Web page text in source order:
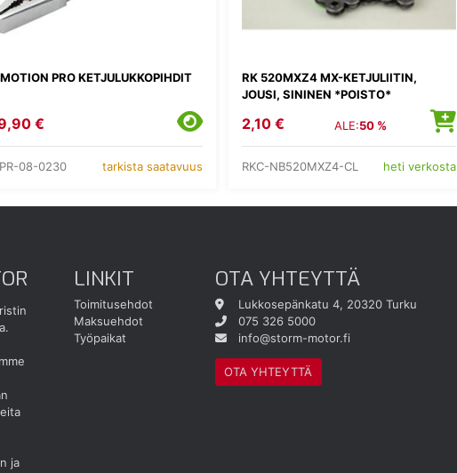
MOTION PRO KETJULUKKOPIHDIT
€
08-0230 tarkista saatavuus
RK 520MXZ4 MX-KETJULIITIN,
JOUSI, SININEN *POISTO*
2,10 € ALE:50 %
RKC-NB520MXZ4-CL heti verkosta
ja
LINKIT
Toimitusehdot
Maksuehdot
Työpaikat
OTA YHTEYTTÄ
Lukkosepänkatu 4, 20320 Turku
075 326 5000
info@storm-motor.fi
OTA YHTEYTTÄ